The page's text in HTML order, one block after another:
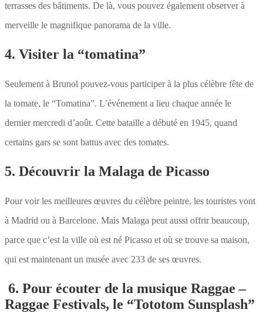
terrasses des bâtiments. De là, vous pouvez également observer à
merveille le magnifique panorama de la ville.
4. Visiter la “tomatina”
Seulement à Brunol pouvez-vous participer à la plus célèbre fête de
la tomate, le “Tomatina”. L’événement a lieu chaque année le
dernier mercredi d’août. Cette bataille a débuté en 1945, quand
certains gars se sont battus avec des tomates.
5. Découvrir la Malaga de Picasso
Pour voir les meilleures œuvres du célèbre peintre, les touristes vont
à Madrid ou à Barcelone. Mais Malaga peut aussi offrir beaucoup,
parce que c’est la ville où est né Picasso et où se trouve sa maison,
qui est maintenant un musée avec 233 de ses œuvres.
6. Pour écouter de la musique Raggae –
Raggae Festivals, le “Tototom Sunsplash”